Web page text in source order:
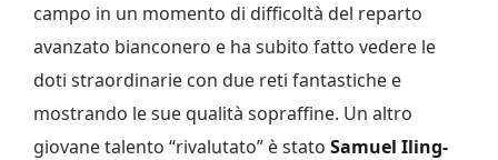
campo in un momento di difficoltà del reparto
avanzato bianconero e ha subito fatto vedere le
doti straordinarie con due reti fantastiche e
mostrando le sue qualità sopraffine. Un altro
giovane talento “rivalutato” è stato Samuel Iling-